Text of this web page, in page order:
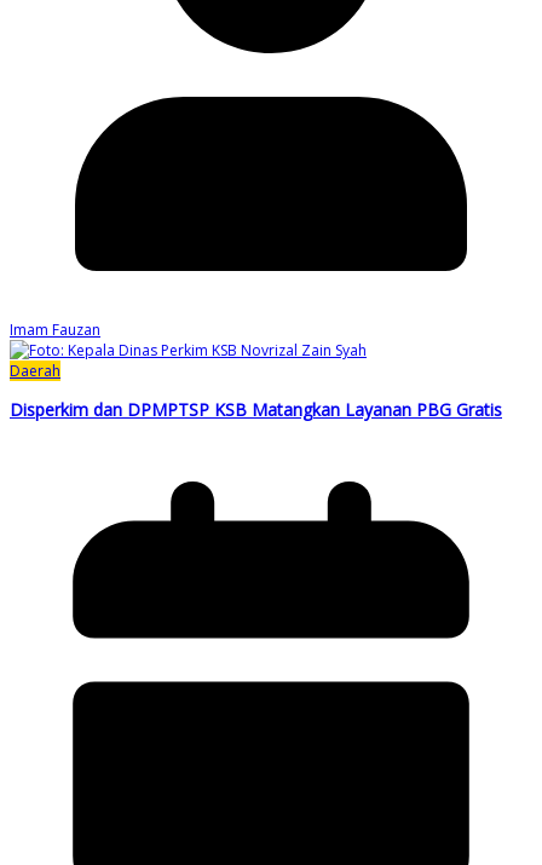
Imam Fauzan
Daerah
Disperkim dan DPMPTSP KSB Matangkan Layanan PBG Gratis